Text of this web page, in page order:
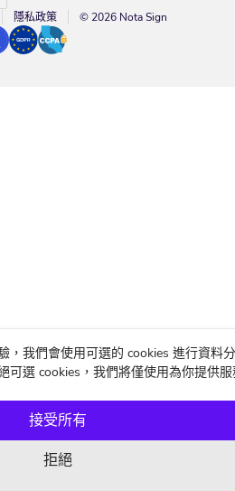
隱私政策 © 2026 Nota Sign
，我們會使用可選的 cookies 進行資料
可選 cookies，我們將僅使用為你提供
拒絕
接受所有